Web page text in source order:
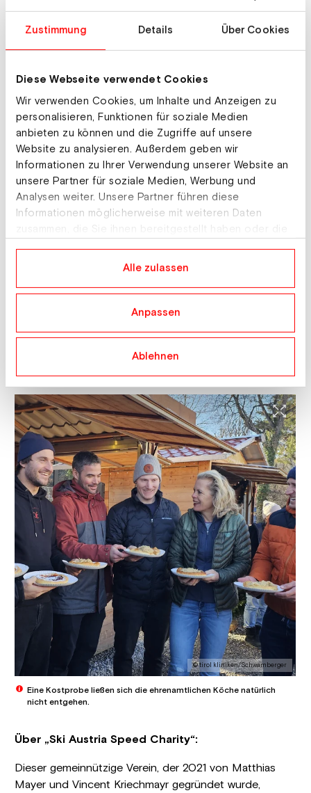
Zustimmung Details Über Cookies
Diese Webseite verwendet Cookies
Wir verwenden Cookies, um Inhalte und Anzeigen zu
personalisieren, Funktionen für soziale Medien
anbieten zu können und die Zugriffe auf unsere
Website zu analysieren. Außerdem geben wir
Informationen zu Ihrer Verwendung unserer Website an
unsere Partner für soziale Medien, Werbung und
Analysen weiter. Unsere Partner führen diese
Informationen möglicherweise mit weiteren Daten
Alle zulassen
Anpassen
Ablehnen
Gesundheit, vor allem bei Kindern und Jugendlichen
ist mindestens genauso wichtig", sind sich
© tirol kliniken/Schwamberger
Eine Kostprobe ließen sich die ehrenamtlichen Köche natürlich
nicht entgehen.
Über „Ski Austria Speed Charity“:
Dieser gemeinnützige Verein, der 2021 von Matthias
Mayer und Vincent Kriechmayr gegründet wurde,